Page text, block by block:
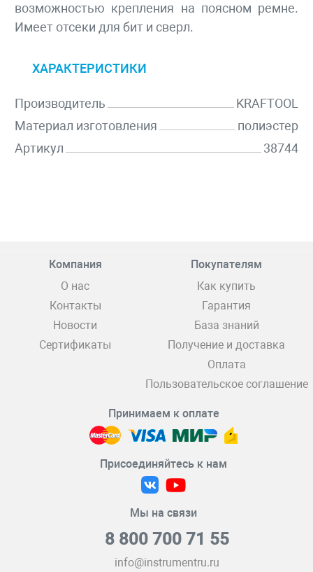
возможностью крепления на поясном ремне.
Имеет отсеки для бит и сверл.
ХАРАКТЕРИСТИКИ
Производитель
KRAFTOOL
Материал изготовления
полиэстер
Артикул
38744
Компания
О нас
Контакты
Новости
Сертификаты
Покупателям
Как купить
Гарантия
База знаний
Получение и доставка
Оплата
Пользовательское соглашение
Принимаем к оплате
Присоединяйтесь к нам
Мы на связи
8 800 700 71 55
info@instrumentru.ru